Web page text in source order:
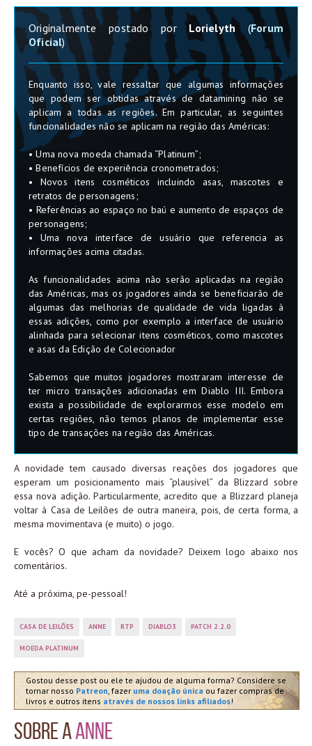
Originalmente postado por Lorielyth (Forum
Oficial)
Enquanto isso, vale ressaltar que algumas informações
que podem ser obtidas através de datamining não se
aplicam a todas as regiões. Em particular, as seguintes
funcionalidades não se aplicam na região das Américas:
• Uma nova moeda chamada “Platinum”;
• Benefícios de experiência cronometrados;
• Novos itens cosméticos incluindo asas, mascotes e
retratos de personagens;
• Referências ao espaço no baú e aumento de espaços de
personagens;
• Uma nova interface de usuário que referencia as
informações acima citadas.
As funcionalidades acima não serão aplicadas na região
das Américas, mas os jogadores ainda se beneficiarão de
algumas das melhorias de qualidade de vida ligadas à
essas adições, como por exemplo a interface de usuário
alinhada para selecionar itens cosméticos, como mascotes
e asas da Edição de Colecionador
Sabemos que muitos jogadores mostraram interesse de
ter micro transações adicionadas em Diablo III. Embora
exista a possibilidade de explorarmos esse modelo em
certas regiões, não temos planos de implementar esse
tipo de transações na região das Américas.
A novidade tem causado diversas reações dos jogadores que
esperam um posicionamento mais “plausível” da Blizzard sobre
essa nova adição. Particularmente, acredito que a Blizzard planeja
voltar à Casa de Leilões de outra maneira, pois, de certa forma, a
mesma movimentava (e muito) o jogo.
E vocês? O que acham da novidade? Deixem logo abaixo nos
comentários.
Até a próxima, pe-pessoal!
CASA DE LEILÕES ANNE RTP DIABLO3 PATCH 2.2.0
MOEDA PLATINUM
Gostou desse post ou ele te ajudou de alguma forma? Considere se
tornar nosso Patreon, fazer uma doação única ou fazer compras de
livros e outros itens através de nossos links afiliados!
Sobre aAnne